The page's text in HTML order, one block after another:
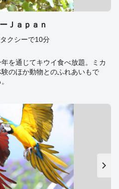
Ｊａｐａｎ
クシーで10分
を通じてキウイ食べ放題。ミカ
のほか動物とのふれあいもで